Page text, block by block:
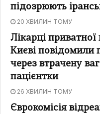
підозрюють
20 ХВИЛИН ТОМУ
Лікарці приватної
Києві повідомили
через втрачену
пацієнтки
26 ХВИЛИН ТОМУ
Єврокомісія